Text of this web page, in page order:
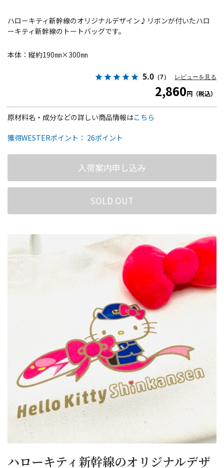
ハローキティ新幹線のオリジナルデザイン♪リボンが付いたハロ
ーキティ新幹線のトートバッグです。
本体：縦約190㎜×300㎜
5.0 （7） レビューを見る
2,860円（税込）
獲得WESTERポイント： 26ポイント
入荷案内申し込み
SOLD OUT
原材料名・成分などの詳しい商品情報はこちら
ハローキティ新幹線のオリジナルデザ